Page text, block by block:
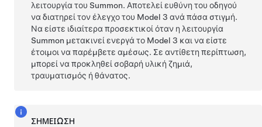
λειτουργία τουSummon. Αποτελεί ευθύνη του οδηγού
να διατηρεί τον έλεγχο του Model 3 ανά πάσα στιγμή.
Να είστε ιδιαίτερα προσεκτικοί όταν η λειτουργία
Summon μετακινεί ενεργά το Model 3 και να είστε
έτοιμοι να παρέμβετε αμέσως. Σε αντίθετη περίπτωση,
μπορεί να προκληθεί σοβαρή υλική ζημιά,
τραυματισμός ή θάνατος.
ΣΗΜΕΊΩΣΗ